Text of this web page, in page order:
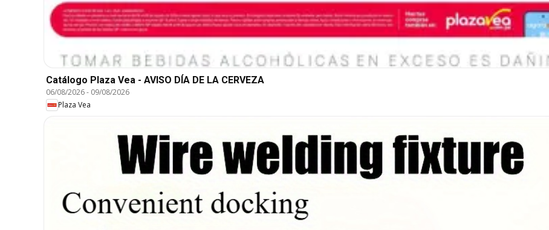
Catálogo Plaza Vea - AVISO DÍA DE LA CERVEZA
06/08/2026- 09/08/2026
Plaza Vea